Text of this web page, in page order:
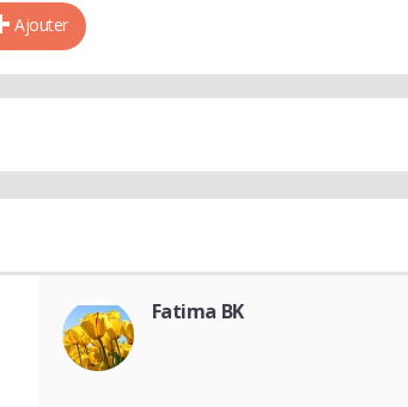
Ajouter
Fatima BK